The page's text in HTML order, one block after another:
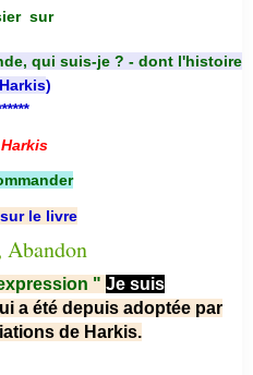
sur
qui suis-je ? - dont l'histoire
Harkis)
le livre
" Je suis
a été depuis adoptée par
de Harkis.